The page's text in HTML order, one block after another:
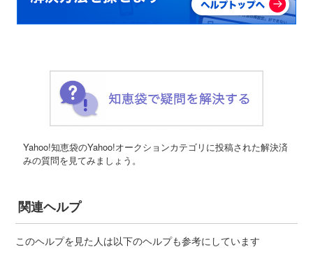
Yahoo!知恵袋のYahoo!オークションカテゴリに投稿された解決済
みの質問を見てみましょう。
関連ヘルプ
このヘルプを見た人は以下のヘルプも参考にしています